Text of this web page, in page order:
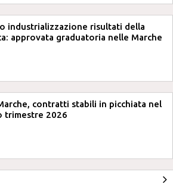
industrializzazione risultati della
approvata graduatoria nelle Marche
contratti stabili in picchiata nel
trimestre 2026